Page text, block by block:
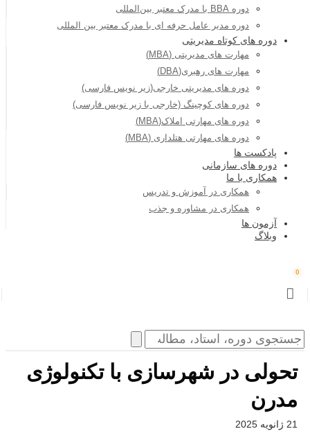
دوره BBA با مدرک معتبر بین‌المللی
دوره مدیر عامل حرفه ای با مدرک معتبر بین المللی
دوره های کوتاه مدیریتی
مهارت های مدیریتی (MBA)
مهارت های رهبری(DBA)
دوره های مدیریتی خارجی(زیر نویس فارسی)
دوره های کوچینگ (خارجی با زیر نویس فارسی)
دوره های مهارتی املاک(MBA)
دوره های مهارتی هتلداری (MBA)
پادکست ها
دوره های سازمانی
همکاری با ما
همکاری در آموزش و تدریس
همکاری در مشاوره و جذب
آزمون ها
وبلاگ
0
تحولی در شهرسازی با تکنولوژی
مدرن
21 ژانویه 2025